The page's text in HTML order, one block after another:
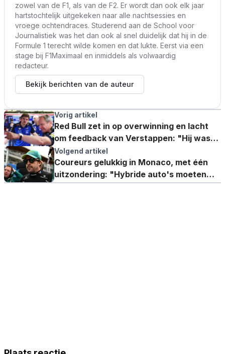
zowel van de F1, als van de F2. Er wordt dan ook elk jaar
hartstochtelijk uitgekeken naar alle nachtsessies en
vroege ochtendraces. Studerend aan de School voor
Journalistiek was het dan ook al snel duidelijk dat hij in de
Formule 1 terecht wilde komen en dat lukte. Eerst via een
stage bij F1Maximaal en inmiddels als volwaardig
redacteur.
Bekijk berichten van de auteur
Vorig artikel
Red Bull zet in op overwinning en lacht
om feedback van Verstappen: "Hij was
beknopt"
Volgend artikel
Coureurs gelukkig in Monaco, met één
uitzondering: "Hybride auto's moeten
niet racen, punt"